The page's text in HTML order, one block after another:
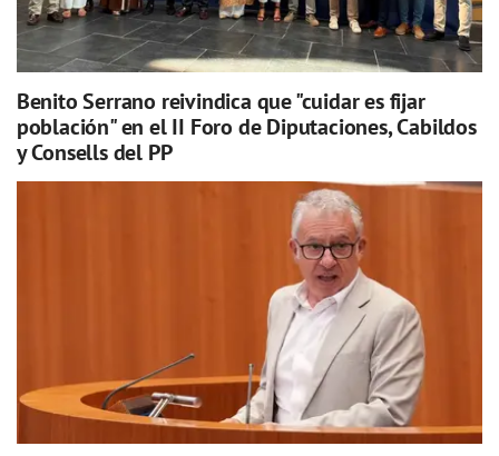
Benito Serrano reivindica que "cuidar es fijar
población" en el II Foro de Diputaciones, Cabildos
y Consells del PP